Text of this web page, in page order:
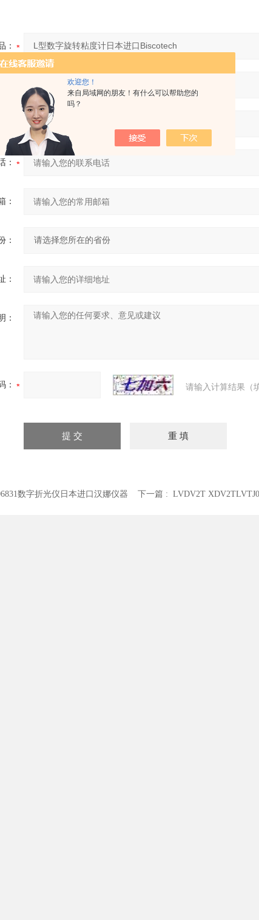
欢迎您！
来自局域网的朋友！有什么可以帮助您的
吗？
：
：
：
：
：
：
：
：
： 请输入计算结果（
数字折光仪日本进口汉娜仪器 下一篇 : LVDV2T